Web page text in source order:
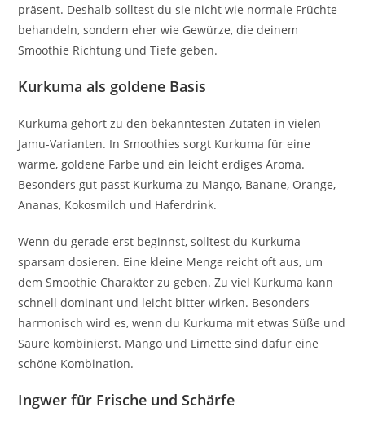
präsent. Deshalb solltest du sie nicht wie normale Früchte
behandeln, sondern eher wie Gewürze, die deinem
Smoothie Richtung und Tiefe geben.
Kurkuma als goldene Basis
Kurkuma gehört zu den bekanntesten Zutaten in vielen
Jamu-Varianten. In Smoothies sorgt Kurkuma für eine
warme, goldene Farbe und ein leicht erdiges Aroma.
Besonders gut passt Kurkuma zu Mango, Banane, Orange,
Ananas, Kokosmilch und Haferdrink.
Wenn du gerade erst beginnst, solltest du Kurkuma
sparsam dosieren. Eine kleine Menge reicht oft aus, um
dem Smoothie Charakter zu geben. Zu viel Kurkuma kann
schnell dominant und leicht bitter wirken. Besonders
harmonisch wird es, wenn du Kurkuma mit etwas Süße und
Säure kombinierst. Mango und Limette sind dafür eine
schöne Kombination.
Ingwer für Frische und Schärfe